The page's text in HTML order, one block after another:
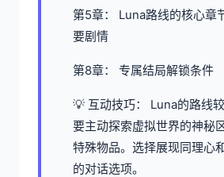
第5章： Luna路线的核心章
要剧情
第8章： 专属结局解锁条件
💡 互动技巧： Luna的路线
要主动探索虚拟世界的神秘
特殊物品。选择展现同理心
的对话选项。